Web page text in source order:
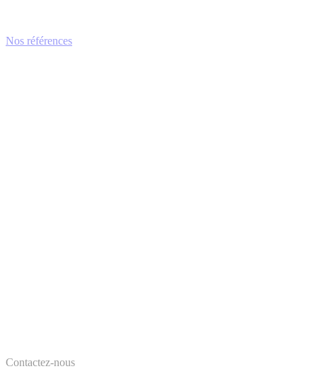
Nos références
Contactez-nous